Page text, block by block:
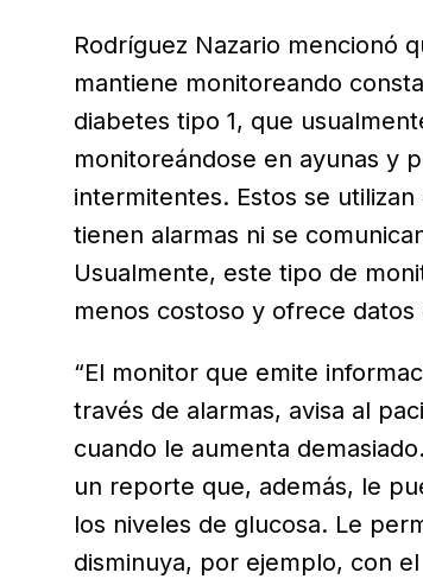
Rodríguez Nazario mencionó
mantiene monitoreando
diabetes tipo 1, que
monitoreándose en ayunas y
intermitentes. Estos se
tienen alarmas ni se
Usualmente, este tipo de
menos costoso y ofrece
“El monitor que emite
través de alarmas, avisa al
cuando le aumenta
un reporte que, además, le
los niveles de glucosa. Le
disminuya, por ejemplo, con